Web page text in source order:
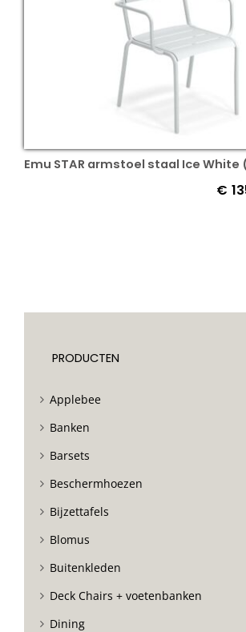
Emu STAR armstoel staal Ice White
€
PRODUCTEN
Applebee
Banken
Barsets
Beschermhoezen
Bijzettafels
Blomus
Buitenkleden
Deck Chairs + voetenbanken
Dining